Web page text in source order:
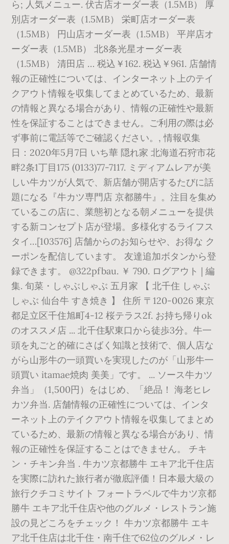
ら; 人気メニュー. 伏古店オーダー表（1.5MB） 厚
別店オーダー表（1.5MB） 栄町店オーダー表
（1.5MB） 円山店オーダー表（1.5MB） 平岸店オ
ーダー表（1.5MB） 北8条光星オーダー表
（1.5MB） 清田店 … 税込￥162. 税込￥961. 店舗情
報の正確性については、インターネット上のテイ
クアウト情報を収集してまとめているため、最新
の情報と異なる場合があり、情報の正確性や最新
性を保証することはできません。ご利用の際は必
ず事前に電話等でご確認ください。, 情報収集
日：2020年5月7日 いち華 隠れ家 北海道石狩市花
畔2条1丁目175 (0133)77-7117. ミディアムレアが美
しい牛カツが人気で、新店舗が開店するたびに話
題になる『牛カツ専門店 京都勝牛』。注目を集め
ているこの店に、業態初となる朝メニューを提供
する新コンセプト店が登場。多様化するライフス
タイ…[103576] 店舗からのお知らせや、お得な ク
ーポンを配信しています。 友達追加ボタンから登
録できます。 @322pfbau. ￥ 790. ログアウト | 編
集. 旬菜・しゃぶしゃぶ 五月家 【 北千住 しゃぶ
しゃぶ 仙台牛 すき焼き 】 住所 〒120-0026 東京
都足立区千住旭町4-12 桜テラス2f. お持ち帰りok
のオススメ店 ... 北千住駅東口から徒歩3分。牛一
頭を丸ごと的確にさばく知識と技術で、個人店な
がら山形牛の一頭買いを実現したのが「山形牛一
頭買い itamae焼肉 美美」です。 ... ソース牛カツ
弁当」（1,500円）をはじめ、「絶品！ 海老ヒレ
カツ弁当. 店舗情報の正確性については、インタ
ーネット上のテイクアウト情報を収集してまとめ
ているため、最新の情報と異なる場合があり、情
報の正確性を保証することはできません。 チキ
ン・チキン弁当 . 牛カツ京都勝牛 エキア北千住店
を実際に訪れた旅行者が徹底評価！日本最大級の
旅行クチコミサイト フォートラベルで牛カツ京都
勝牛 エキア北千住店や他のグルメ・レストラン施
設の見どころをチェック！ 牛カツ京都勝牛 エキ
ア北千住店は北千住・南千住で62位のグルメ・レ